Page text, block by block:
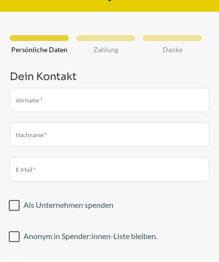
Persönliche Daten Zahlung Danke
Dein Kontakt
Vorname *
Nachname *
E-Mail *
Als Unternehmen spenden
Anonym in Spender:innen-Liste bleiben.